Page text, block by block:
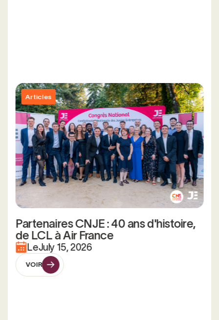
Articles
Partenaires CNJE : 40 ans d'histoire,
de LCL à Air France
LeJuly 15, 2026
VOIR